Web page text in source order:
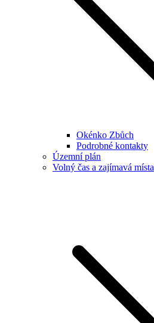
Okénko Zbůch
Podrobné kontakty
Územní plán
Volný čas a zajímavá místa